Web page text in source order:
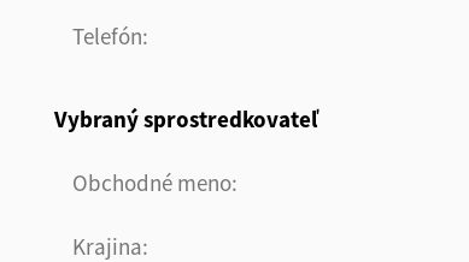
Telefón
Vybraný sprostredkovateľ
Obchodné meno
Krajina